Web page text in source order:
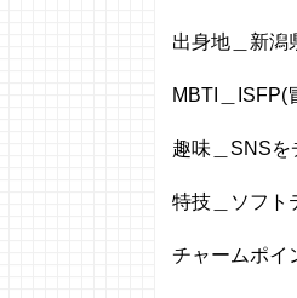
出身地＿新潟
MBTI＿ISFP(
趣味＿SNSを
特技＿ソフト
チャームポイ